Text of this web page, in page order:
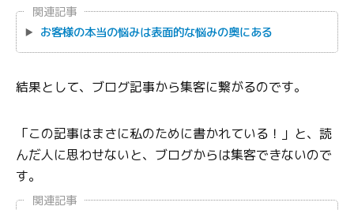
関連記事
お客様の本当の悩みは表面的な悩みの奥にある
結果として、ブログ記事から集客に繋がるのです。
「この記事はまさに私のために書かれている！」と、読
んだ人に思わせないと、ブログからは集客できないので
す。
関連記事